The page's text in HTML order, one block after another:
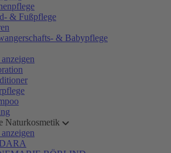
& Fußpflege
& Babypflege
Naturkosmetik